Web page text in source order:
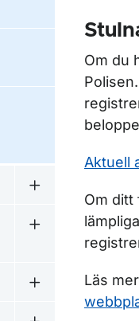
Undermeny för
Undermeny för
Undermeny för
Om du
Aktuell
Om ditt
Läs